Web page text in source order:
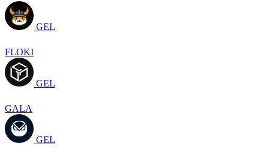
GEL
FLOKI
GEL
GALA
GEL